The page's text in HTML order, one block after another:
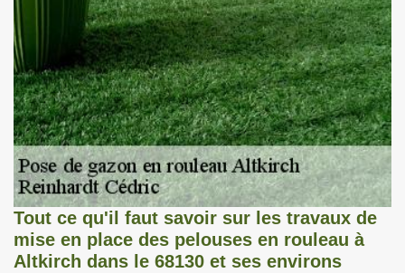
Tout ce qu'il faut savoir sur les travaux de
mise en place des pelouses en rouleau à
Altkirch dans le 68130 et ses environs